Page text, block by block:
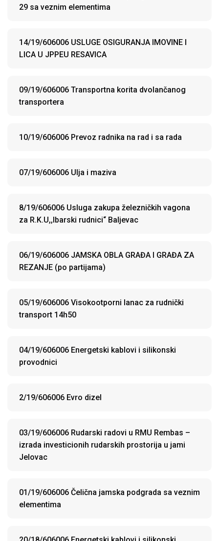
29 sa veznim elementima
14/19/606006 USLUGE OSIGURANJA IMOVINE I
LICA U JPPEU RESAVICA
09/19/606006 Transportna korita dvolančanog
transportera
10/19/606006 Prevoz radnika na rad i sa rada
07/19/606006 Ulja i maziva
8/19/606006 Usluga zakupa železničkih vagona
za R.K.U,,Ibarski rudnici“ Baljevac
06/19/606006 JAMSKA OBLA GRAĐA I GRAĐA ZA
REZANJE (po partijama)
05/19/606006 Visokootporni lanac za rudnički
transport 14h50
04/19/606006 Energetski kablovi i silikonski
provodnici
2/19/606006 Evro dizel
03/19/606006 Rudarski radovi u RMU Rembas –
izrada investicionih rudarskih prostorija u jami
Jelovac
01/19/606006 Čelična jamska podgrada sa veznim
elementima